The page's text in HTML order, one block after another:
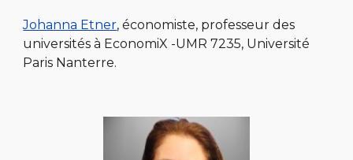
Johanna Etner, économiste, professeur des
universités à EconomiX -UMR 7235, Université
Paris Nanterre.